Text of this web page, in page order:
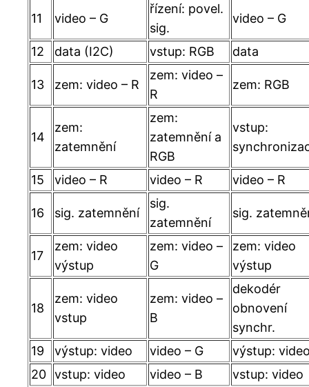
11 video – G
řízení: povel.
sig.
video – G
12 data (I2C) vstup: RGB data
13 zem: video – R
zem: video –
R
zem: RGB
14
zem:
zatemnění
zem:
zatemnění a
RGB
vstup:
15 video – R video – R video – R
16 sig. zatemnění
sig.
zatemnění
sig.
17
zem: video
výstup
zem: video –
G
zem: video
výstup
18
zem: video
vstup
zem: video –
B
dekodér
obnovení
synchr.
19
výstup: video video – G
výstup:
20 vstup: video video – B
vstup: video